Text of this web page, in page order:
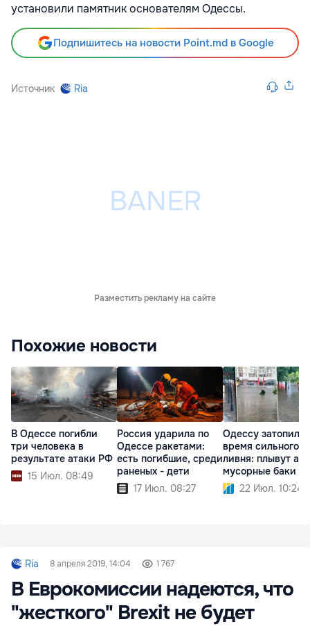
установили памятник основателям Одессы.
Подпишитесь на новости Point.md в Google
Источник Ria
Разместить рекламу на сайте
Похожие новости
В Одессе погибли
три человека в
результате атаки РФ
15 Июл. 08:49
Россия ударила по
Одессе ракетами:
есть погибшие, среди
раненых - дети
17 Июл. 08:27
Одессу затопило
время сильного
ливня: плывут
мусорные баки
22 Июл. 10:24
Ria 8 апреля 2019, 14:04 1 767
В Еврокомиссии надеются, что
"жесткого" Brexit не будет